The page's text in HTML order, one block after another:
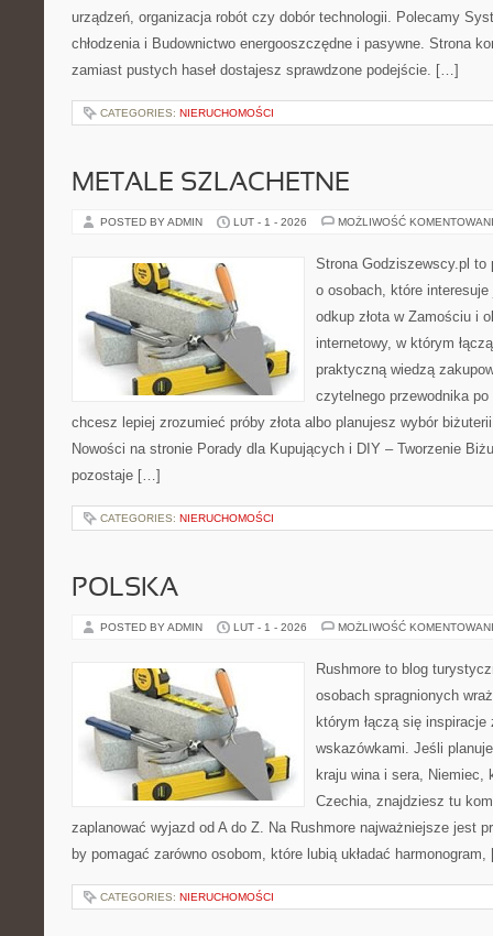
urządzeń, organizacja robót czy dobór technologii. Polecamy
chłodzenia i Budownictwo energooszczędne i pasywne. Strona
zamiast pustych haseł dostajesz sprawdzone podejście. […]
CATEGORIES: NIERUCHOMOŚCI
METALE SZLACHETNE
POSTED BY ADMIN LUT - 1 - 2026 MOŻLIWOŚĆ
Strona Godziszewscy.pl
o osobach, które
odkup złota w Zamościu i
internetowy, w którym
praktyczną wiedzą
czytelnego przewodnika
chcesz lepiej zrozumieć próby złota albo planujesz wybór
Nowości na stronie Porady dla Kupujących i DIY – Tworzenie
pozostaje […]
CATEGORIES: NIERUCHOMOŚCI
POLSKA
POSTED BY ADMIN LUT - 1 - 2026 MOŻLIWOŚĆ
Rushmore to blog
osobach spragnionych
którym łączą się
wskazówkami. Jeśli
kraju wina i sera, Niemiec,
Czechia, znajdziesz tu
zaplanować wyjazd od A do Z. Na Rushmore najważniejsze jest
by pomagać zarówno osobom, które lubią układać
CATEGORIES: NIERUCHOMOŚCI